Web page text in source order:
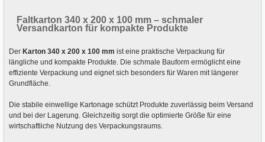
Faltkarton 340 x 200 x 100 mm – schmaler
Versandkarton für kompakte Produkte
DerKarton 340 x 200 x 100 mm ist eine praktische Verpackung für
längliche und kompakte Produkte. Die schmale Bauform ermöglicht eine
effiziente Verpackung und eignet sich besonders für Waren mit längerer
Grundfläche.
Die stabile einwellige Kartonage schützt Produkte zuverlässig beim Versand
und bei der Lagerung. Gleichzeitig sorgt die optimierte Größe für eine
wirtschaftliche Nutzung des Verpackungsraums.